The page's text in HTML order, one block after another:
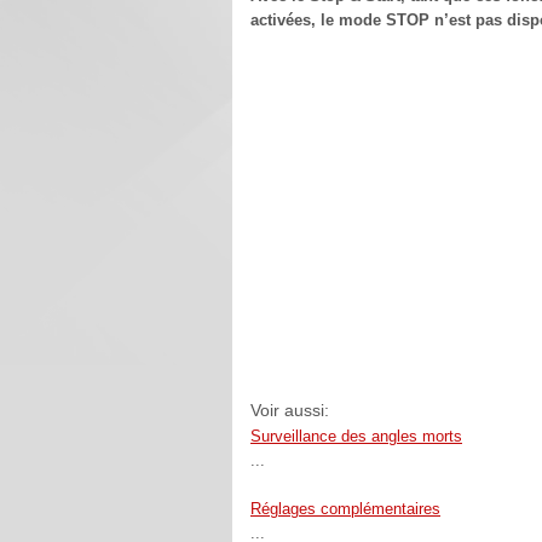
activées, le mode STOP n’est pas
Voir aussi:
Surveillance des angles morts
...
Réglages complémentaires
...